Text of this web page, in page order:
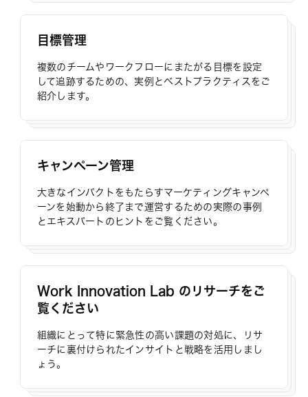
目標管理
複数のチームやワークフローにまたがる目標を設定
して追跡するための、実例とベストプラクティスをご
紹介します。
キャンペーン管理
大きなインパクトをもたらすマーケティングキャンペ
ーンを始動から終了まで運営するための実際の事例
とエキスパートのヒントをご覧ください。
Work Innovation Lab のリサーチをご
覧ください
組織にとって特に緊急性の高い課題の対処に、リサ
ーチに裏付けられたインサイトと戦略を活用しまし
ょう。